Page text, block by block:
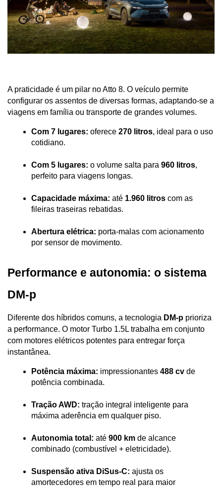
A praticidade é um pilar no Atto 8. O veículo permite
configurar os assentos de diversas formas, adaptando-se a
viagens em família ou transporte de grandes volumes.
Com 7 lugares: oferece 270 litros, ideal para o uso
cotidiano.
Com 5 lugares: o volume salta para 960 litros,
perfeito para viagens longas.
Capacidade máxima: até 1.960 litros com as
fileiras traseiras rebatidas.
Abertura elétrica: porta-malas com acionamento
por sensor de movimento.
Performance e autonomia: o sistema
DM-p
Diferente dos híbridos comuns, a tecnologia DM-p prioriza
a performance. O motor Turbo 1.5L trabalha em conjunto
com motores elétricos potentes para entregar força
instantânea.
Potência máxima: impressionantes 488 cv de
potência combinada.
Tração AWD: tração integral inteligente para
máxima aderência em qualquer piso.
Autonomia total: até 900 km de alcance
combinado (combustível + eletricidade).
Suspensão ativa DiSus-C: ajusta os
amortecedores em tempo real para maior